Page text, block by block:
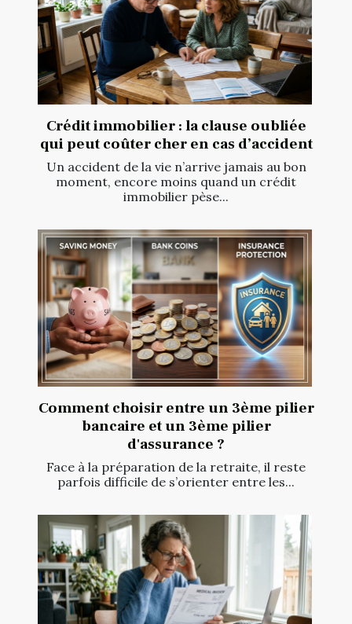
Crédit immobilier : la clause oubliée
qui peut coûter cher en cas d’accident
Un accident de la vie n’arrive jamais au bon
moment, encore moins quand un crédit
immobilier pèse...
Comment choisir entre un 3ème pilier
bancaire et un 3ème pilier
d'assurance ?
Face à la préparation de la retraite, il reste
parfois difficile de s’orienter entre les...